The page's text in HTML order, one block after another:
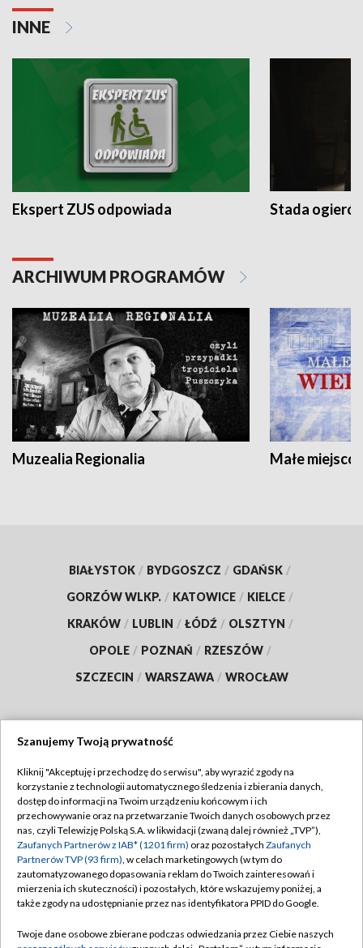
INNE
Ekspert ZUS odpowiada Stada
ARCHIWUM PROGRAMÓW
Muzealia Regionalia Małe
BIAŁYSTOK / BYDGOSZCZ / GDAŃSK /
GORZÓW WLKP. / KATOWICE / KIELCE /
KRAKÓW / LUBLIN / ŁÓDŹ / OLSZTYN /
OPOLE / POZNAŃ / RZESZÓW /
SZCZECIN / WARSZAWA / WROCŁAW
TVP
Abonament TVP
Emisja w TVP
Centrum informacji TVP
Naziemna Telewizja Cyfrowa
Regulamin TVP
Polityka prywatności
Moje zgody
Pomoc
Szanujemy Twoją prywatność
Kliknij "Akceptuję i przechodzę do serwisu", aby wyrazić zgody na
korzystanie z technologii automatycznego śledzenia i zbierania danych,
dostęp do informacji na Twoim urządzeniu końcowym i ich
przechowywanie oraz na przetwarzanie Twoich danych osobowych przez
nas, czyli Telewizję Polską S.A. w likwidacji (zwaną dalej również „TVP”),
Zaufanych Partnerów z IAB* (1201 firm) oraz pozostałych Zaufanych
Partnerów TVP (93 firm), w celach marketingowych (w tym do
zautomatyzowanego dopasowania reklam do Twoich zainteresowań i
mierzenia ich skuteczności) i pozostałych, które wskazujemy poniżej, a
także zgody na udostępnianie przez nas identyfikatora PPID do Google.
Twoje dane osobowe zbierane podczas odwiedzania przez Ciebie naszych